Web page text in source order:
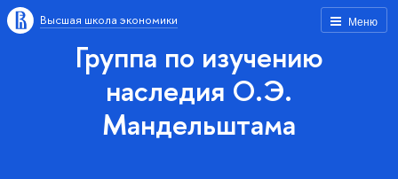
Меню
Высшая школа экономики
Группа по изучению
наследия О.Э.
Мандельштама